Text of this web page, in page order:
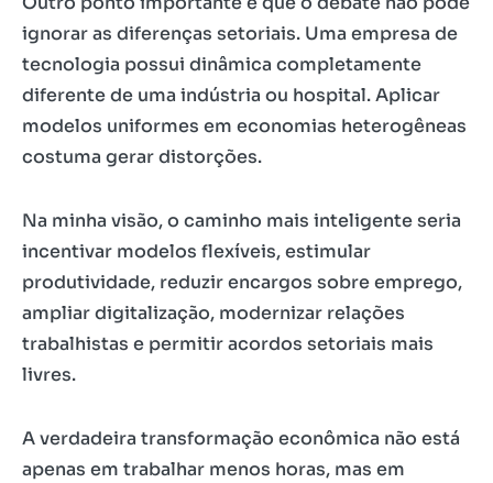
ignorar as diferenças setoriais. Uma empresa de
tecnologia possui dinâmica completamente
diferente de uma indústria ou hospital. Aplicar
modelos uniformes em economias heterogêneas
costuma gerar distorções.
Na minha visão, o caminho mais inteligente seria
incentivar modelos flexíveis, estimular
produtividade, reduzir encargos sobre emprego,
ampliar digitalização, modernizar relações
trabalhistas e permitir acordos setoriais mais
livres.
A verdadeira transformação econômica não está
apenas em trabalhar menos horas, mas em